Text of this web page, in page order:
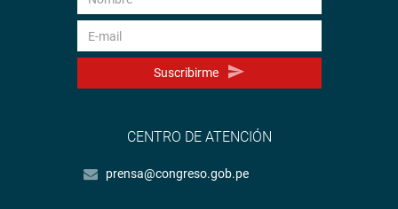
Suscribirme
CENTRO DE ATENCIÓN
prensa@congreso.gob.pe